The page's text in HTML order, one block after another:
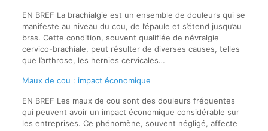
EN BREF La brachialgie est un ensemble de douleurs qui se
manifeste au niveau du cou, de l’épaule et s’étend jusqu’au
bras. Cette condition, souvent qualifiée de névralgie
cervico-brachiale, peut résulter de diverses causes, telles
que l’arthrose, les hernies cervicales…
Maux de cou : impact économique
EN BREF Les maux de cou sont des douleurs fréquentes
qui peuvent avoir un impact économique considérable sur
les entreprises. Ce phénomène, souvent négligé, affecte